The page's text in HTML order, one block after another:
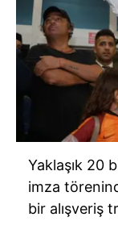
vasıtasıyla
için Ayarlar
Metnimiziziyaret
6698 sayılı
hazırlanmış
ilgili mevzuata
almak için lütfen
Yaklaşık 20
imza
bir alışveriş